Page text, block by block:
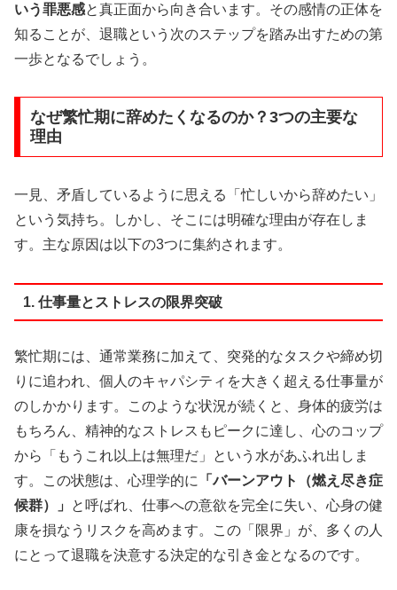
いう罪悪感と真正面から向き合います。その感情の正体を
知ることが、退職という次のステップを踏み出すための第
一歩となるでしょう。
なぜ繁忙期に辞めたくなるのか？3つの主要な
理由
一見、矛盾しているように思える「忙しいから辞めたい」
という気持ち。しかし、そこには明確な理由が存在しま
す。主な原因は以下の3つに集約されます。
1. 仕事量とストレスの限界突破
繁忙期には、通常業務に加えて、突発的なタスクや締め切
りに追われ、個人のキャパシティを大きく超える仕事量が
のしかかります。このような状況が続くと、身体的疲労は
もちろん、精神的なストレスもピークに達し、心のコップ
から「もうこれ以上は無理だ」という水があふれ出しま
す。この状態は、心理学的に
「バーンアウト（燃え尽き症
候群）」
と呼ばれ、仕事への意欲を完全に失い、心身の健
康を損なうリスクを高めます。この「限界」が、多くの人
にとって退職を決意する決定的な引き金となるのです。